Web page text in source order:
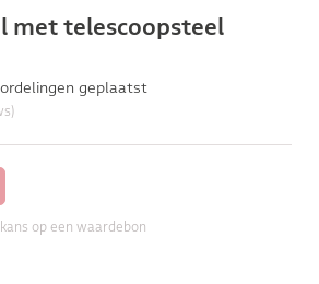
met telescoopsteel
geplaatst
op een waardebon